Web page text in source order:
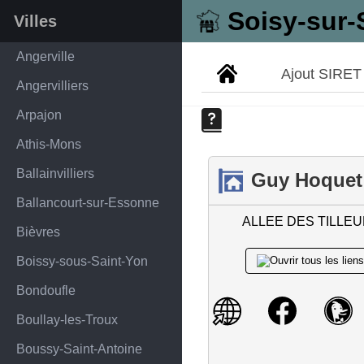
Soisy-sur-
Villes
Angerville
Angervilliers
Arpajon
Athis-Mons
Ballainvilliers
Ballancourt-sur-Essonne
Bièvres
Boissy-sous-Saint-Yon
Bondoufle
Boullay-les-Troux
Boussy-Saint-Antoine
Ajout SIRET
Guy Hoquet
ALLEE DES